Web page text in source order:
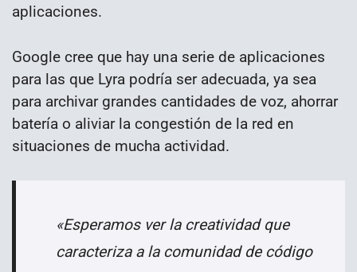
aplicaciones.
Google cree que hay una serie de aplicaciones
para las que Lyra podría ser adecuada, ya sea
para archivar grandes cantidades de voz, ahorrar
batería o aliviar la congestión de la red en
situaciones de mucha actividad.
«Esperamos ver la creatividad que
caracteriza a la comunidad de código